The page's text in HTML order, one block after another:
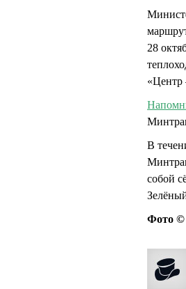
28
«Центр
В
собой
Фото ©